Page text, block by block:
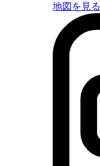
地図を見る